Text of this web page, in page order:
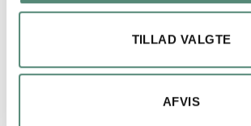
TILLAD VALGTE
AFVIS